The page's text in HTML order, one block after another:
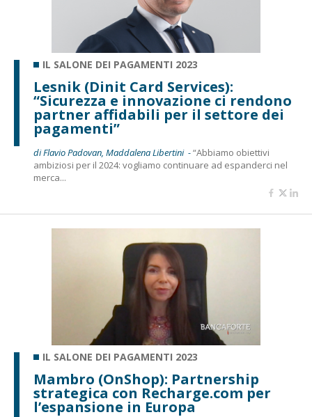
IL SALONE DEI PAGAMENTI 2023
Lesnik (Dinit Card Services):
“Sicurezza e innovazione ci rendono
partner affidabili per il settore dei
pagamenti”
di Flavio Padovan, Maddalena Libertini -“Abbiamo obiettivi
ambiziosi per il 2024: vogliamo continuare ad espanderci nel
merca...
IL SALONE DEI PAGAMENTI 2023
Mambro (OnShop): Partnership
strategica con Recharge.com per
l’espansione in Europa